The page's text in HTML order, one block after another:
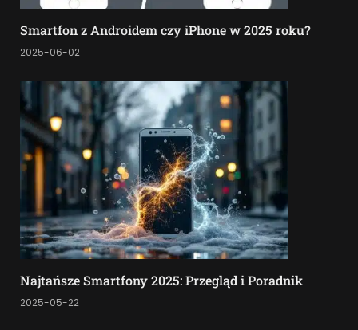
Smartfon z Androidem czy iPhone w 2025 roku?
2025-06-02
Najtańsze Smartfony 2025: Przegląd i Poradnik
2025-05-22